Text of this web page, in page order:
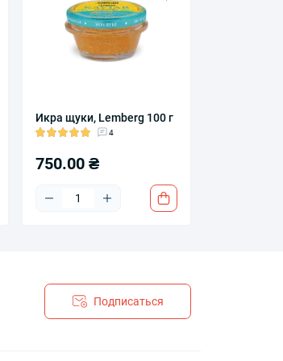
Икра щуки, Lemberg 100 г
4
750.00 ₴
Подписаться